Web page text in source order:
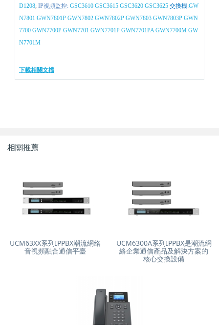
D1208; IP視頻監控: GSC3610 GSC3615 GSC3620 GSC3625 交換機:GW
N7801 GWN7801P GWN7802 GWN7802P GWN7803 GWN7803P GWN
7700 GWN7700P GWN7701 GWN7701P GWN7701PA GWN7700M GW
N7701M
下載相關文檔
相關推薦
UCM63XX系列IPPBX潮流網絡
音視頻融合通信平臺
UCM6300A系列IPPBX是潮流網
絡企業通信產品及解決方案的
核心交換設備